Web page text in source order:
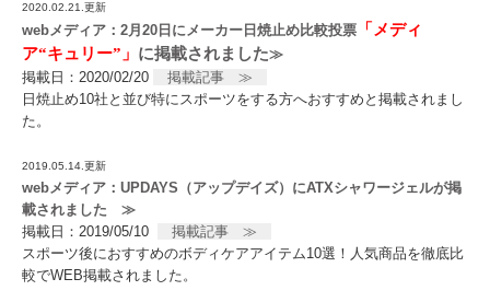
2020.02.21.更新
webメディア：2月20日にメーカー日焼止め比較投票 「メディ
ア“キュリー”」 に掲載されました≫
掲載日：2020/02/20
掲載記事 ≫
日焼止め10社と並び特にスポーツをする方へおすすめと掲載されまし
た。
2019.05.14.更新
webメディア：UPDAYS（アップデイズ）にATXシャワージェルが掲
載されました ≫
掲載日：2019/05/10
掲載記事 ≫
スポーツ後におすすめのボディケアアイテム10選！人気商品を徹底比
較でWEB掲載されました。